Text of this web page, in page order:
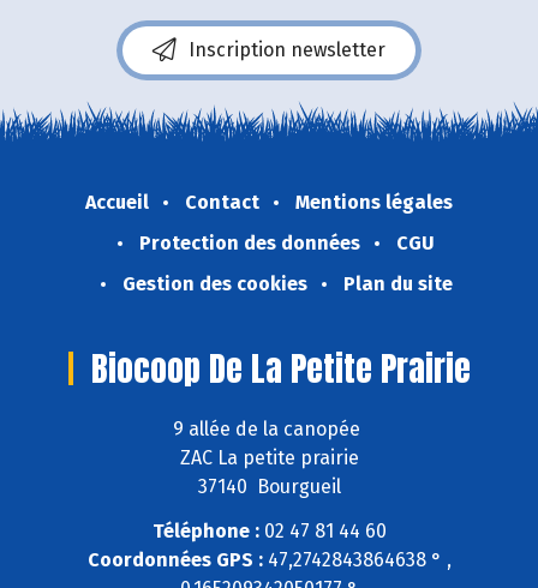
Inscription newsletter
Accueil Contact
Mentions légales
Protection des données
CGU
Gestion des cookies
Plan du site
Biocoop De La Petite Prairie
9 allée de la canopée
ZAC La petite prairie
37140 Bourgueil
Téléphone :02 47 81 44 60
Coordonnées GPS :47,2742843864638 ° ,